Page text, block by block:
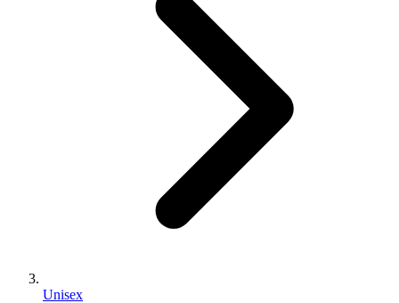
Unisex